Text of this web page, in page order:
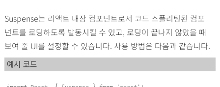
Suspense는 리액트 내장 컴포넌트로서 코드 스플리팅된 컴포
넌트를 로딩하도록 발동시킬 수 있고, 로딩이 끝나지 않았을 때
보여 줄 UI를 설정할 수 있습니다. 사용 방법은 다음과 같습니다.
예시 코드